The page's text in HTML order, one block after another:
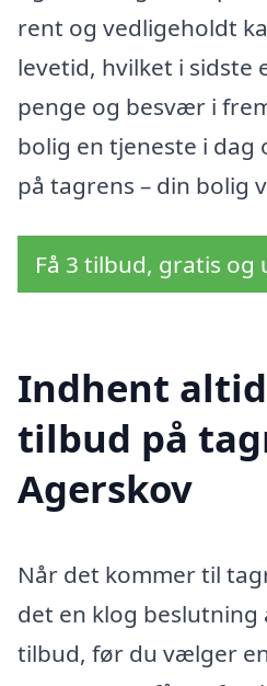
rent og vedligeholdt
levetid, hvilket i sidste
penge og besvær i
bolig en tjeneste i dag
på tagrens – din bolig
Få 3 tilbud, gratis
Indhent
tilbud på
Agerskov
Når det kommer til
det en klog
tilbud, før du vælger